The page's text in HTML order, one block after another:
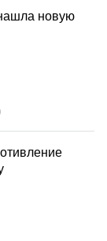
новую